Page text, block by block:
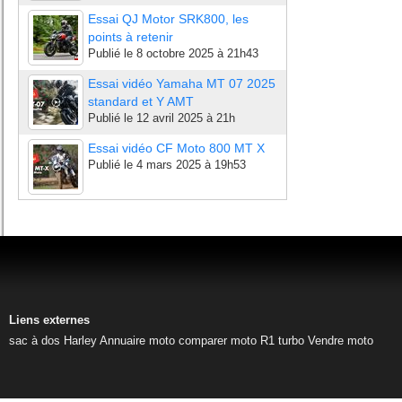
Essai QJ Motor SRK800, les
points à retenir
Publié le 8 octobre 2025 à 21h43
Essai vidéo Yamaha MT 07 2025
standard et Y AMT
Publié le 12 avril 2025 à 21h
Essai vidéo CF Moto 800 MT X
Publié le 4 mars 2025 à 19h53
Liens externes
sac à dos Harley Annuaire moto comparer moto R1 turbo Vendre moto